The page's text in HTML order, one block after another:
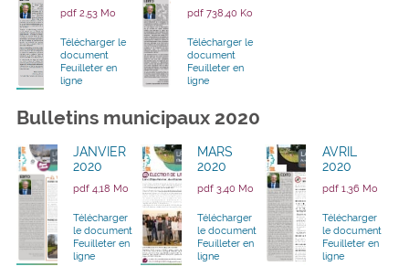
pdf 2,53 Mo
Télécharger le
document
Feuilleter en
ligne
pdf 738,40 Ko
Télécharger le
document
Feuilleter en
ligne
Bulletins municipaux 2020
JANVIER
2020
pdf 4,18 Mo
Télécharger
le document
Feuilleter en
ligne
MARS
2020
pdf 3,40 Mo
Télécharger
le document
Feuilleter en
ligne
AVRIL
2020
pdf 1,36 Mo
Télécharger
le document
Feuilleter en
ligne